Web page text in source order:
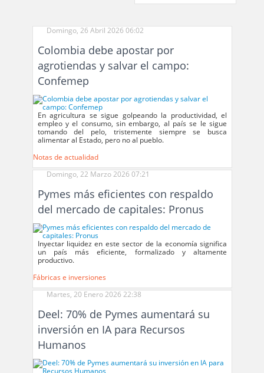
Domingo, 26 Abril 2026 06:02
Colombia debe apostar por
agrotiendas y salvar el campo:
Confemep
En agricultura se sigue golpeando la productividad, el
empleo y el consumo, sin embargo, al país se le sigue
tomando del pelo, tristemente siempre se busca
alimentar al Estado, pero no al pueblo.
Notas de actualidad
Domingo, 22 Marzo 2026 07:21
Pymes más eficientes con respaldo
del mercado de capitales: Pronus
Inyectar liquidez en este sector de la economía significa
un país más eficiente, formalizado y altamente
productivo.
Fábricas e inversiones
Martes, 20 Enero 2026 22:38
Deel: 70% de Pymes aumentará su
inversión en IA para Recursos
Humanos